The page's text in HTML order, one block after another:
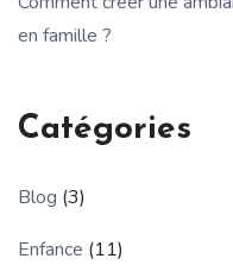
en famille ?
Catégories
Blog (3)
Enfance (11)